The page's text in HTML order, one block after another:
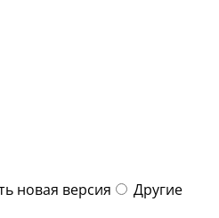
новая версия Другие